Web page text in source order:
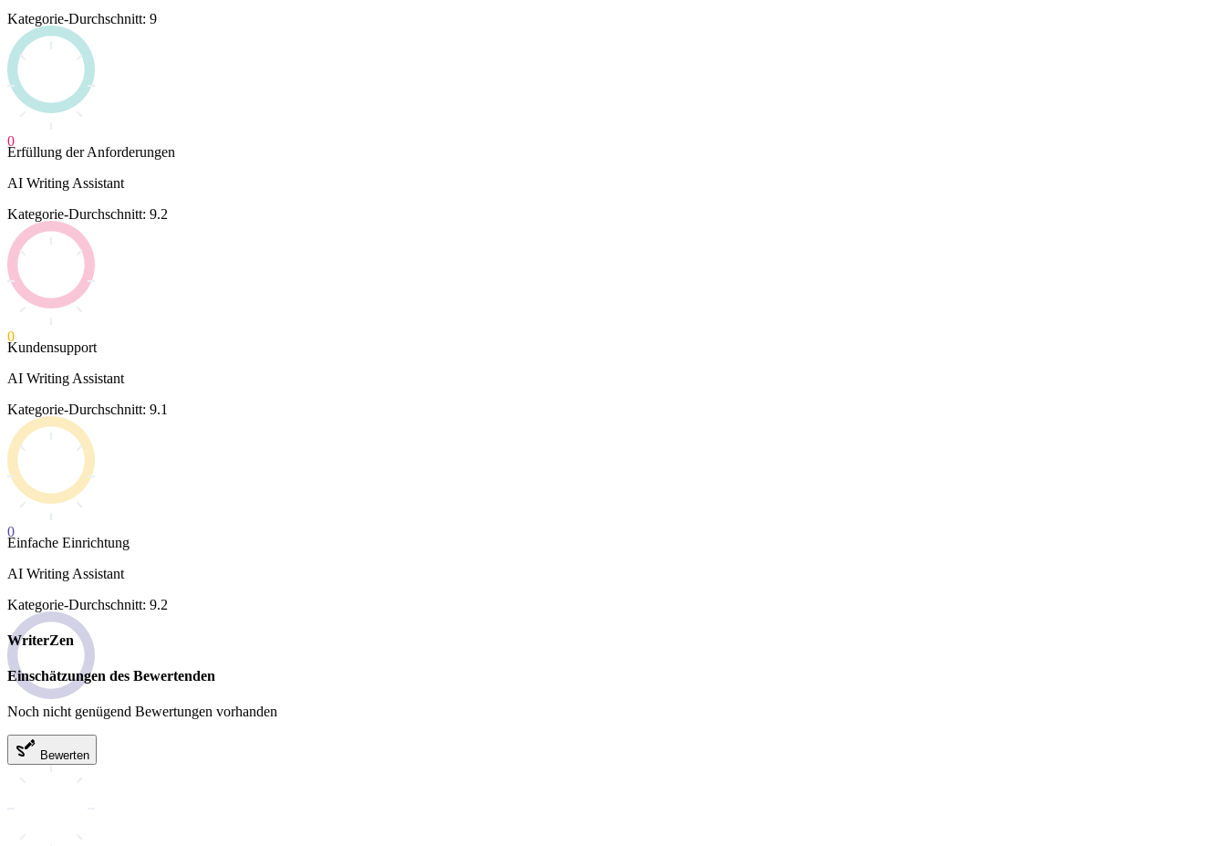
Kategorie-Durchschnitt: 9
0
Erfüllung der Anforderungen
AI Writing Assistant
Kategorie-Durchschnitt: 9.2
0
Kundensupport
AI Writing Assistant
Kategorie-Durchschnitt: 9.1
0
Einfache Einrichtung
AI Writing Assistant
Kategorie-Durchschnitt: 9.2
WriterZen
Einschätzungen des Bewertenden
Noch nicht genügend Bewertungen vorhanden
Bewerten